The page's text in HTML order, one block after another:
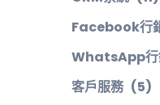
Facebook行
WhatsApp行
客戶服務 (5)